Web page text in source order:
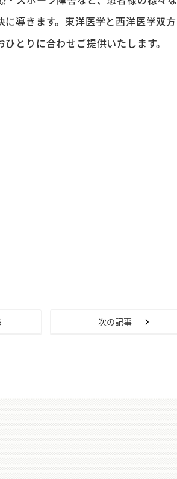
導きます。東洋医学と西洋医学双方
とりに合わせご提供いたします。
次の記事